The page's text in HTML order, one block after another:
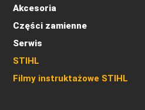
Akcesoria
Części zamienne
Serwis
STIHL
Filmy instruktażowe STIHL